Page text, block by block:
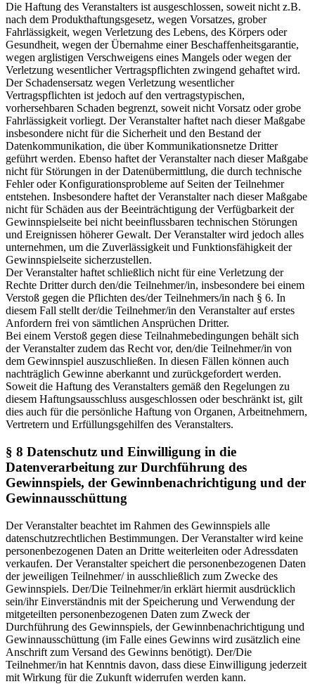
Die Haftung des Veranstalters ist ausgeschlossen, soweit nicht z.B.
nach dem Produkthaftungsgesetz, wegen Vorsatzes, grober
Fahrlässigkeit, wegen Verletzung des Lebens, des Körpers oder
Gesundheit, wegen der Übernahme einer Beschaffenheitsgarantie,
wegen arglistigen Verschweigens eines Mangels oder wegen der
Verletzung wesentlicher Vertragspflichten zwingend gehaftet wird.
Der Schadensersatz wegen Verletzung wesentlicher
Vertragspflichten ist jedoch auf den vertragstypischen,
vorhersehbaren Schaden begrenzt, soweit nicht Vorsatz oder grobe
Fahrlässigkeit vorliegt. Der Veranstalter haftet nach dieser Maßgabe
insbesondere nicht für die Sicherheit und den Bestand der
Datenkommunikation, die über Kommunikationsnetze Dritter
geführt werden. Ebenso haftet der Veranstalter nach dieser Maßgabe
nicht für Störungen in der Datenübermittlung, die durch technische
Fehler oder Konfigurationsprobleme auf Seiten der Teilnehmer
entstehen. Insbesondere haftet der Veranstalter nach dieser Maßgabe
nicht für Schäden aus der Beeinträchtigung der Verfügbarkeit der
Gewinnspielseite bei nicht beeinflussbaren technischen Störungen
und Ereignissen höherer Gewalt. Der Veranstalter wird jedoch alles
unternehmen, um die Zuverlässigkeit und Funktionsfähigkeit der
Gewinnspielseite sicherzustellen.
Der Veranstalter haftet schließlich nicht für eine Verletzung der
Rechte Dritter durch den/die Teilnehmer/in, insbesondere bei einem
Verstoß gegen die Pflichten des/der Teilnehmers/in nach § 6. In
diesem Fall stellt der/die Teilnehmer/in den Veranstalter auf erstes
Anfordern frei von sämtlichen Ansprüchen Dritter.
Bei einem Verstoß gegen diese Teilnahmebedingungen behält sich
der Veranstalter zudem das Recht vor, den/die Teilnehmer/in von
dem Gewinnspiel auszuschließen. In diesen Fällen können auch
nachträglich Gewinne aberkannt und zurückgefordert werden.
Soweit die Haftung des Veranstalters gemäß den Regelungen zu
diesem Haftungsausschluss ausgeschlossen oder beschränkt ist, gilt
dies auch für die persönliche Haftung von Organen, Arbeitnehmern,
Vertretern und Erfüllungsgehilfen des Veranstalters.
§ 8 Datenschutz und Einwilligung in die
Datenverarbeitung zur Durchführung des
Gewinnspiels, der Gewinnbenachrichtigung und der
Gewinnausschüttung
Der Veranstalter beachtet im Rahmen des Gewinnspiels alle
datenschutzrechtlichen Bestimmungen. Der Veranstalter wird keine
personenbezogenen Daten an Dritte weiterleiten oder Adressdaten
verkaufen. Der Veranstalter speichert die personenbezogenen Daten
der jeweiligen Teilnehmer/ in ausschließlich zum Zwecke des
Gewinnspiels. Der/Die Teilnehmer/in erklärt hiermit ausdrücklich
sein/ihr Einverständnis mit der Speicherung und Verwendung der
mitgeteilten personenbezogenen Daten zum Zweck der
Durchführung des Gewinnspiels, der Gewinnbenachrichtigung und
Gewinnausschüttung (im Falle eines Gewinns wird zusätzlich eine
Anschrift zum Versand des Gewinns benötigt). Der/Die
Teilnehmer/in hat Kenntnis davon, dass diese Einwilligung jederzeit
mit Wirkung für die Zukunft widerrufen werden kann.